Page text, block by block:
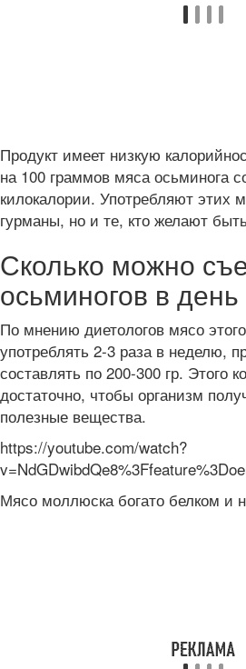
Продукт имеет низкую
на 100 граммов мяса осьминога
килокалории. Употребляют этих
гурманы, но и те, кто желают
Сколько можно
осьминогов в день
По мнению диетологов мясо
употреблять 2-3 раза в неделю,
составлять по 200-300 гр. Этого
достаточно, чтобы организм
полезные вещества.
https://youtube.com/watch?
Мясо моллюска богато белком и